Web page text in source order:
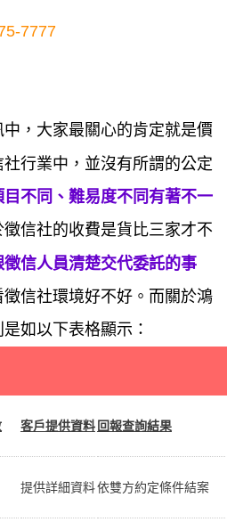
7777
中，大家最關心的肯定就是價
行業中，並沒有所謂的公定
不同、難易度不同有著不一
徵信社的收費是貨比三家才不
徵信人員清楚交代委託的事
信社環境好不好。而關於鴻
如以下表格顯示：
客戶提供資料回報查詢結果
提供詳細資料依雙方約定條件結案